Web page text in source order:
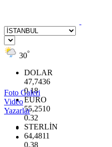
30°
DOLAR
47,7436
0.18
EURO
55,2510
0.32
STERLİN
64,4811
0.38
Foto Galeri
Video
Yazarlar